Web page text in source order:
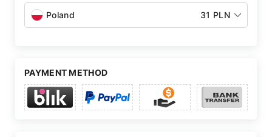
Poland 31 PLN
PAYMENT METHOD